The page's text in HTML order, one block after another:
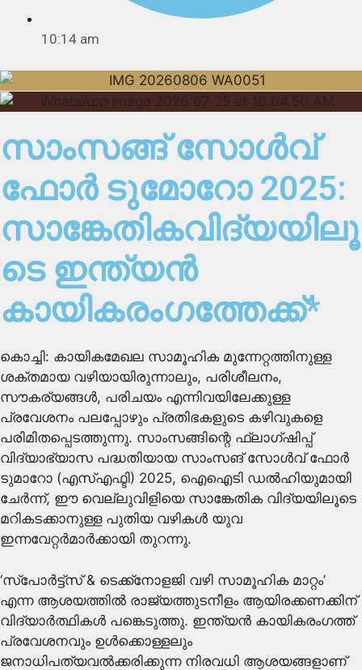
10:14 am
സാംസങ്ങ് സോള്‍വ്
ഫോര്‍ ടുമോറോ 2025:
സാങ്കേതികവിദ്യയിലൂ
ടെ ഇന്ത്യന്‍
കായികരംഗത്തേക്ക്*
കൊച്ചി: കായികമേഖല സാമൂഹിക മുന്നേറ്റത്തിനുള്ള
ശക്തമായ വഴിയായിരുന്നാലും, പരിശീലനം,
സൗകര്യങ്ങള്‍, പരിചയം എന്നിവയിലേക്കുള്ള
പ്രവേശനം പലപ്പോഴും പ്രതിഭകളുടെ കഴിവുകളെ
പരിമിതപ്പെടത്തുന്നു. സാംസങ്ങിന്റെ ഫ്‌ലാഗ്ഷിപ്പ്
വിദ്യാഭ്യാസ പദ്ധതിയായ സാംസങ് സോള്‍വ് ഫോര്‍
ടുമാറോ (എസ്എഫ്ടി) 2025, ഐഐടി ഡല്‍ഹിയുമായി
ചേര്‍ന്ന്, ഈ വെല്ലുവിളിയെ സാങ്കേതിക വിദ്യയിലൂടെ
മറികടക്കാനുള്ള പുതിയ വഴികള്‍ യുവ
ഇന്നവേറ്റര്‍മാര്‍ക്കായി തുറന്നു.
‘സ്‌പോര്‍ട്ട്‌സ് & ടെക്ക്‌നോളജി വഴി സാമൂഹിക മാറ്റം’
എന്ന ആശയത്തില്‍ രാജ്യത്തുടനീളം ആയിരക്കണക്കിന്
വിദ്യാര്‍ത്ഥികള്‍ പങ്കെടുത്തു. ഇന്ത്യന്‍ കായികരംഗത്ത്
പ്രവേശനവും ഉള്‍ക്കൊള്ളലും
ജനാധിപത്യവല്‍ക്കരിക്കുന്ന നിരവധി ആശയങ്ങളാണ്